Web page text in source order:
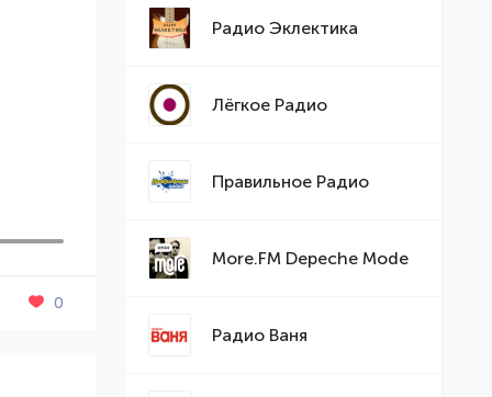
0
Радио Эклектика
Лёгкое Радио
Правильное Радио
More.FM Depeche Mode
Радио Ваня